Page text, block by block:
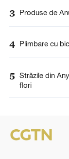
3 Produse de
4 Plimbare cu
5 Străzile din
flori